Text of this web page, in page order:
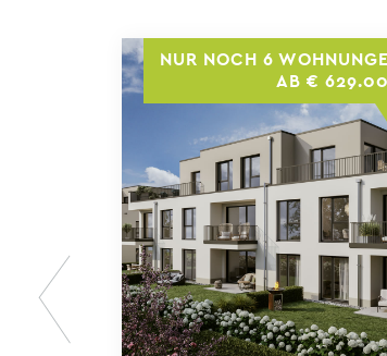
NUR NOCH 6
AB €
Previous